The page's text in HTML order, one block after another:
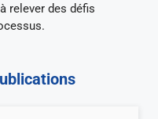
relever des défis